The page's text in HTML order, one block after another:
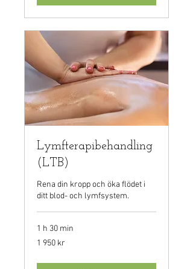
Lymfterapibehandling
(LTB)
Rena din kropp och öka flödet i
ditt blod- och lymfsystem.
1 h 30 min
1 950
svenska
1 950 kr